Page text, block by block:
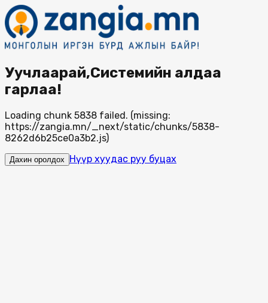
Уучлаарай,Системийн алдаа
гарлаа!
Loading chunk 5838 failed. (missing:
https://zangia.mn/_next/static/chunks/5838-
8262d6b25ce0a3b2.js)
Дахин оролдох Нүүр хуудас руу буцах